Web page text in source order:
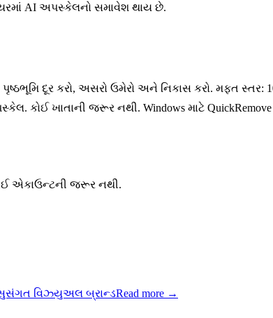
AI અપસ્કેલનો સમાવેશ થાય છે.
દૂર કરો, અસરો ઉમેરો અને નિકાસ કરો. મફત સ્તર:
કોઈ ખાતાની જરૂર નથી. Windows માટે
એકાઉન્ટની જરૂર નથી.
વિઝ્યુઅલ બ્રાન્ડRead more →